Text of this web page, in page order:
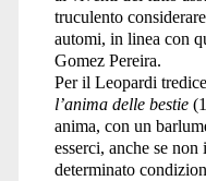
truculento
automi, in linea con
Gomez Pereira.
Per il Leopardi
l’anima delle bestie
anima, con un
esserci, anche se
determinato